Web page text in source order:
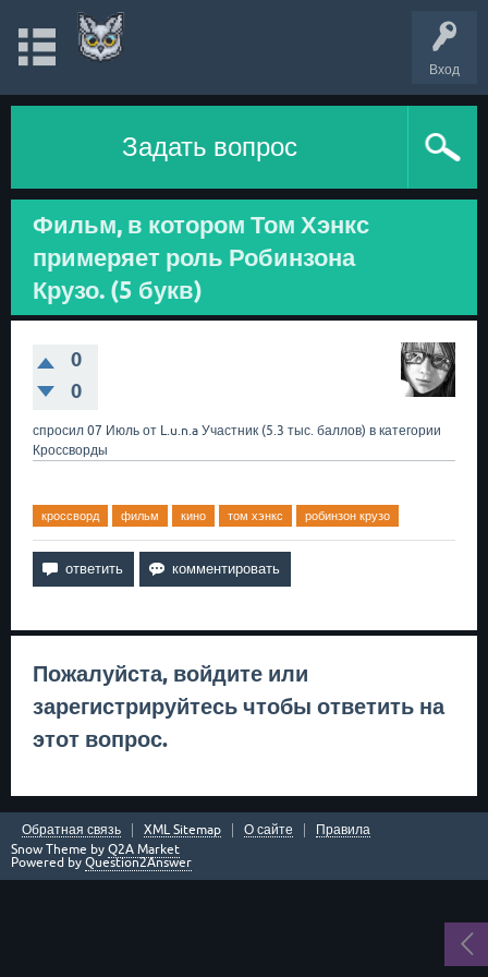
Вход
Задать вопрос
Фильм, в котором Том Хэнкс
примеряет роль Робинзона
Крузо. (5 букв)
0
0
спросил 07 Июль от L.u.n.a Участник (5.3 тыс. баллов) в категории
Кроссворды
кроссворд фильм кино том хэнкс робинзон крузо
Пожалуйста, войдите или
зарегистрируйтесь чтобы ответить на
этот вопрос.
Обратная связь XML Sitemap О сайте
Правила
Snow Theme by Q2A Market
Powered by Question2Answer